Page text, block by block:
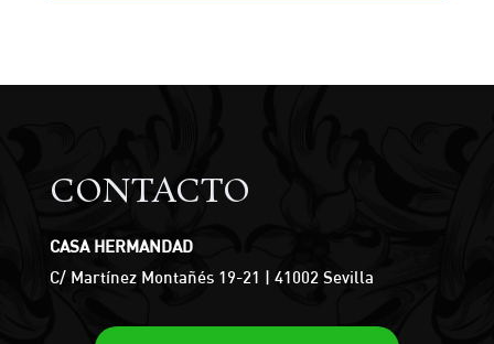
CONTACTO
CASA HERMANDAD
C/ Martínez Montañés 19-21 | 41002 Sevilla